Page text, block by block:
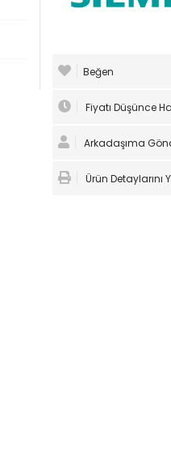
Beğen
Fiyatı Düşünce
Arkadaşıma
Ürün Detaylarını